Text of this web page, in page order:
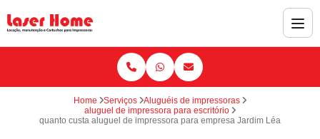
Home Serviços
Aluguéis de impressoras
aluguel de impressora para escritório
quanto custa aluguel de impressora para empresa Jardim Léa